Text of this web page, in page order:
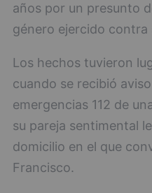
años por un presunto
género ejercido contra
Los hechos tuvieron
cuando se recibió
emergencias 112 de
su pareja sentimental
domicilio en el que
Francisco.